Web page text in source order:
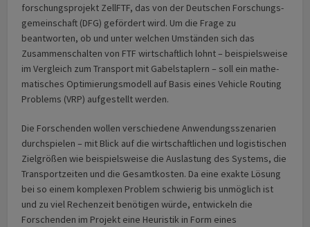
forschungs­projekt ZellFTF, das von der Deutschen Forschungs­
gemeinschaft (DFG) gefördert wird. Um die Frage zu
beantworten, ob und unter welchen Umständen sich das
Zusammenschalten von FTF wirtschaftlich lohnt – beispielsweise
im Vergleich zum Transport mit Gabel­staplern – soll ein mathe­
matisches Opti­mierungs­­modell auf Basis eines Vehicle Routing
Problems (VRP) aufgestellt werden.
Die Forschenden wollen verschiedene Anwendungs­szenarien
durchspielen – mit Blick auf die wirtschaftlichen und logistischen
Zielgrößen wie beispielsweise die Auslastung des Systems, die
Transport­zeiten und die Gesamtkosten. Da eine exakte Lösung
bei so einem komplexen Problem schwierig bis unmöglich ist
und zu viel Rechenzeit benötigen würde, entwickeln die
Forschenden im Projekt eine Heuristik in Form eines